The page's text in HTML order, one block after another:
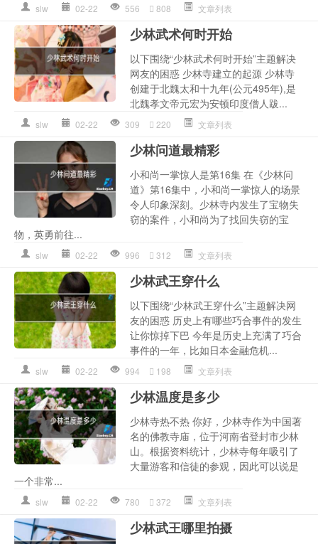
slw 02-22 556 808 文章列表
少林武术何时开始
以下围绕“少林武术何时开始”主题解决
网友的困惑 少林寺建立的起源 少林寺
创建于北魏太和十九年(公元495年),是
北魏孝文帝元宏为安顿印度僧人跋...
slw 02-22 309 220 文章列表
少林问道最精彩
小和尚一掌惊人是第16集 在《少林问
道》第16集中，小和尚一掌惊人的场景
令人印象深刻。少林寺内发生了宝物失
窃的案件，小和尚为了找回失窃的宝
物，英勇前往...
slw 02-22 996 312 文章列表
少林武王穿什么
以下围绕“少林武王穿什么”主题解决网
友的困惑 历史上有哪些巧合事件的发生
让你惊掉下巴 今年是历史上充满了巧合
事件的一年，比如日本金融危机...
slw 02-22 994 198 文章列表
少林温度是多少
少林寺热不热 你好，少林寺作为中国著
名的佛教寺庙，位于河南省登封市少林
山。根据资料统计，少林寺每年吸引了
大量游客和信徒的参观，因此可以说是
一个非常...
slw 02-22 780 372 文章列表
少林武王哪里拍摄